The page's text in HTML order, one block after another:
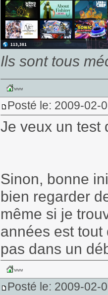
Ils sont tous
Posté le: 2009-02-
Je veux un test
Sinon, bonne
bien regarder
même si je
années est
pas dans un
Posté le: 2009-02-